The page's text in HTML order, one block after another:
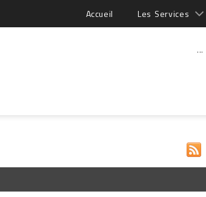
Accueil Les Services
...